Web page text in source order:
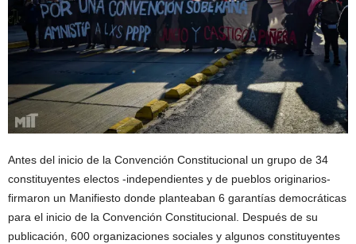
Antes del inicio de la Convención Constitucional un grupo de 34
constituyentes electos -independientes y de pueblos originarios-
firmaron un Manifiesto donde planteaban 6 garantías democráticas
para el inicio de la Convención Constitucional. Después de su
publicación, 600 organizaciones sociales y algunos constituyentes